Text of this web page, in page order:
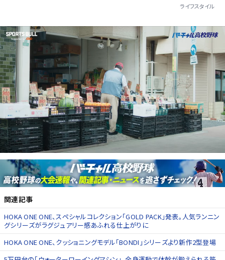
ライフスタイル
関連記事
HOKA ONE ONE、スペシャルコレクション「GOLD PACK」発表。人気ランニン
グシリーズがラグジュアリー感あふれる仕上がりに
HOKA ONE ONE、クッショニングモデル「BONDI」シリーズより新作2型登場